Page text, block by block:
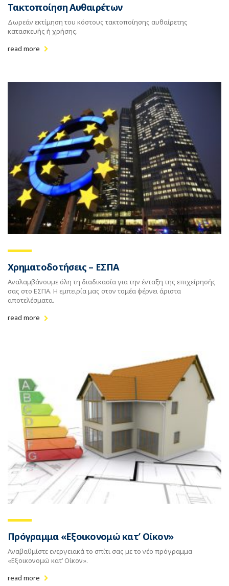
Τακτοποίηση Αυθαιρέτων
Δωρεάν εκτίμηση του κόστους τακτοποίησης αυθαίρετης
κατασκευής ή χρήσης.
read more
Χρηματοδοτήσεις – ΕΣΠΑ
Αναλαμβάνουμε όλη τη διαδικασία για την ένταξη της επιχείρησής
σας στο ΕΣΠΑ. Η εμπειρία μας στον τομέα φέρνει άριστα
αποτελέσματα.
read more
Πρόγραμμα «Εξοικονομώ κατ’ Οίκον»
Αναβαθμίστε ενεργειακά το σπίτι σας με το νέο πρόγραμμα
«Εξοικονομώ κατ’ Οίκον».
read more